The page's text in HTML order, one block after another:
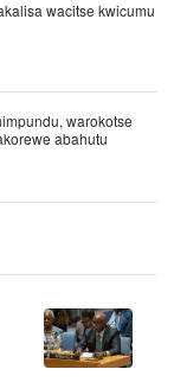
wacitse kwicumu
warokotse
abahutu